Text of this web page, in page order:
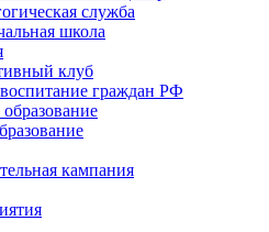
служба
школа
клуб
граждан РФ
кампания